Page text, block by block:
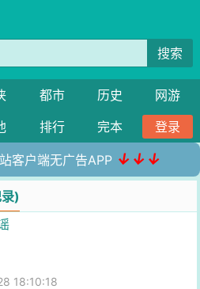
搜索
都市 历史
网游
排行 完本 登录
客户端无广告APP ↓↓↓
)
18:10:18